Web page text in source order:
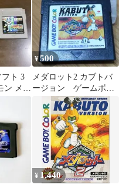
ト 3
ン メダ
¥500
メダロット2 カブトバ
ージョン ゲームボー
イ&カラー共通ソフト
¥ 1,440